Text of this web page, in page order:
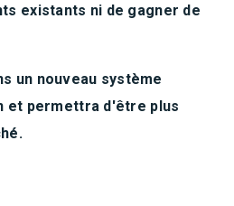
existants ni de gagner de
un nouveau système
et permettra d'être plus